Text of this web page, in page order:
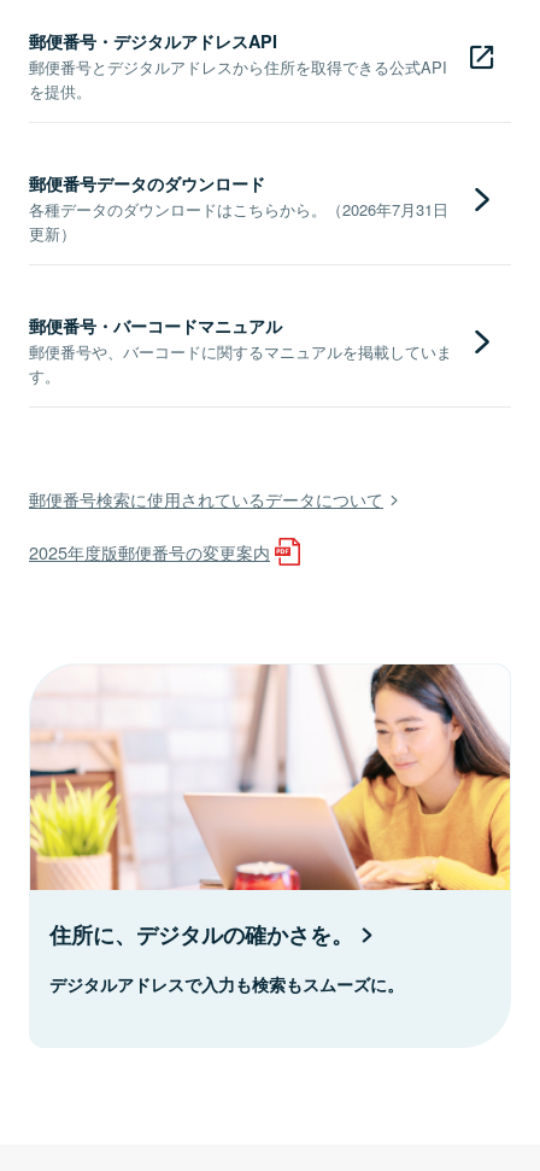
郵便番号・デジタルアドレスAPI
郵便番号とデジタルアドレスから住所を取得できる公式API
を提供。
郵便番号データのダウンロード
各種データのダウンロードはこちらから。（2026年7月31日
更新）
郵便番号・バーコードマニュアル
郵便番号や、バーコードに関するマニュアルを掲載していま
す。
郵便番号検索に使用されているデータについて
2025年度版郵便番号の変更案内
住所に、デジタルの確かさを。
デジタルアドレスで入力も検索もスムーズに。